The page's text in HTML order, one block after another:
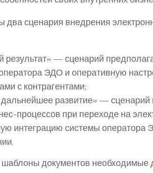
два сценария внедрения
— сценарий
ЭДО и оперативную
с контрагентами;
развитие» — сценарий
процессов при переходе на
интеграцию системы оператора
документов необходимые